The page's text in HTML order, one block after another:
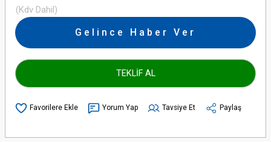
(Kdv Dahil)
Gelince Haber Ver
TEKLİF AL
Yorum Yap Tavsiye Et Paylaş